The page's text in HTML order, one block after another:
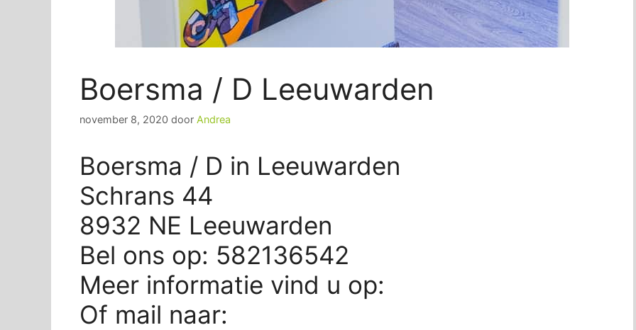
Boersma / D Leeuwarden
november 8, 2020 door Andrea
Boersma / D in Leeuwarden
Schrans 44
8932 NE Leeuwarden
Bel ons op: 582136542
Meer informatie vind u op:
Of mail naar: